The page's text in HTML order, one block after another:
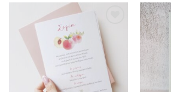
Πρόσθήκη
στην
λίστα
επιθυμιών